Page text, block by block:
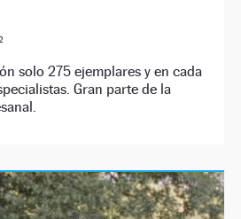
solo 275 ejemplares y en cada
Gran parte de la